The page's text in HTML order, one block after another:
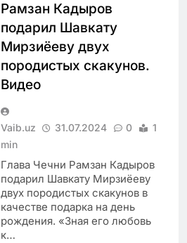
Рамзан Кадыров
подарил Шавкату
Мирзиёеву двух
породистых скакунов.
Видео
Vaib.uz 31.07.2024 0
1
min
Глава Чечни Рамзан Кадыров
подарил Шавкату Мирзиёеву
двух породистых скакунов в
качестве подарка на день
рождения. «Зная его любовь
к…